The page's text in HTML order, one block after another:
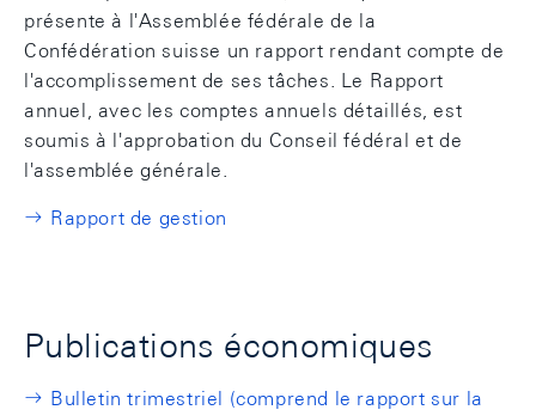
présente à l'Assemblée fédérale de la
Confédération suisse un rapport rendant compte de
l'accomplissement de ses tâches. Le Rapport
annuel, avec les comptes annuels détaillés, est
soumis à l'approbation du Conseil fédéral et de
l'assemblée générale.
Rapport de gestion
Publications économiques
Bulletin trimestriel (comprend le rapport sur la